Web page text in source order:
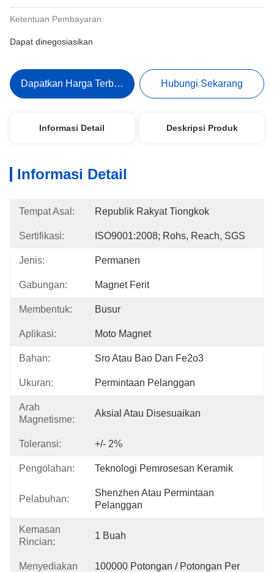
Ketentuan Pembayaran:
Dapat dinegosiasikan
Dapatkan Harga Terbaik Hubungi Sekarang
Informasi Detail Deskripsi Produk
Informasi Detail
Tempat Asal: Republik Rakyat Tiongkok
Sertifikasi: ISO9001:2008; Rohs, Reach, SGS
Jenis: Permanen
Gabungan: Magnet Ferit
Membentuk: Busur
Aplikasi: Moto Magnet
Bahan: Sro Atau Bao Dan Fe2o3
Ukuran: Permintaan Pelanggan
Arah
Magnetisme:
Aksial Atau Disesuaikan
Toleransi: +/- 2%
Pengolahan: Teknologi Pemrosesan Keramik
Pelabuhan:
Shenzhen Atau Permintaan
Pelanggan
Kemasan
Rincian:
1 Buah
Menyediakan
100000 Potongan / Potongan Per